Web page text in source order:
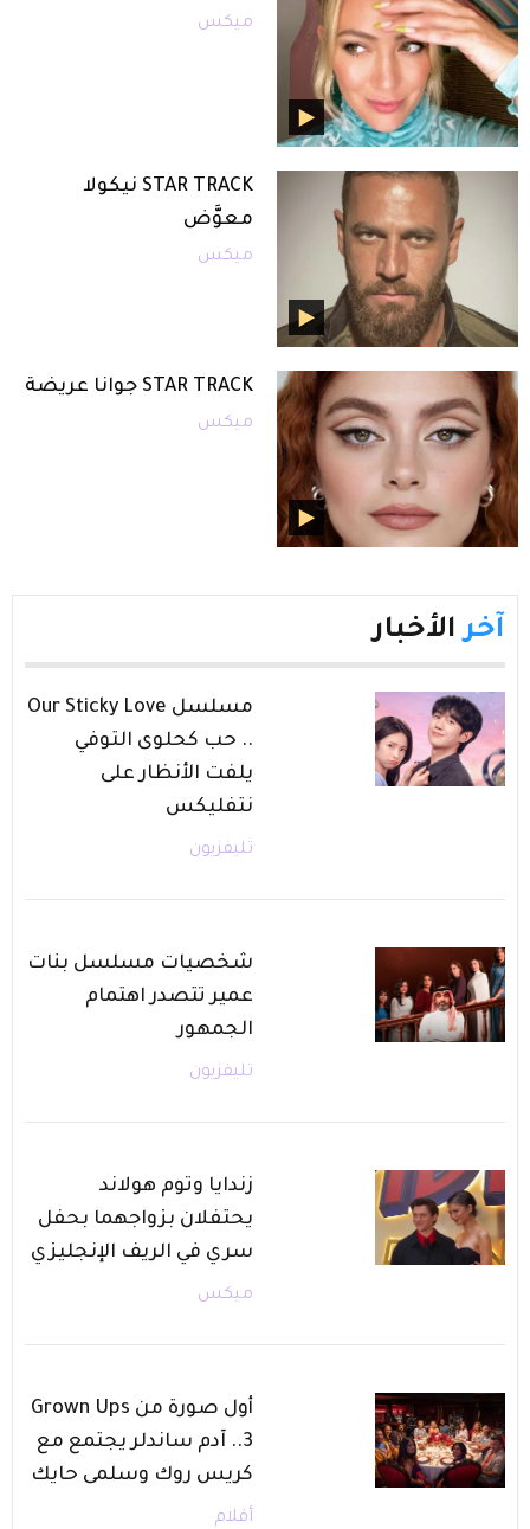
ميكس
STAR TRACK نيكولا
معوَّض
ميكس
STAR TRACK جوانا عريضة
ميكس
آخر الأخبار
مسلسل Our Sticky Love
.. حب كحلوى التوفي
يلفت الأنظار على
نتفليكس
تليفزيون
شخصيات مسلسل بنات
عمير تتصدر اهتمام
الجمهور
تليفزيون
زندايا وتوم هولاند
يحتفلان بزواجهما بحفل
سري في الريف الإنجليزي
ميكس
أول صورة من Grown Ups
3.. آدم ساندلر يجتمع مع
كريس روك وسلمى حايك
أفلام